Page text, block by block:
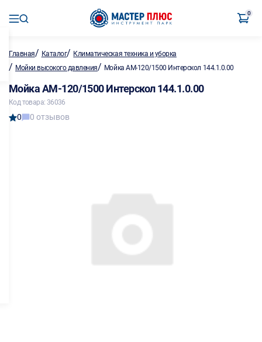
0
Главная/ Каталог/ Климатическая техника и уборка
/ Мойки высокого давления/ Мойка АМ-120/1500 Интерскол 144.1.0.00
Мойка АМ-120/1500 Интерскол 144.1.0.00
Код товара: 36036
0 0 отзывов